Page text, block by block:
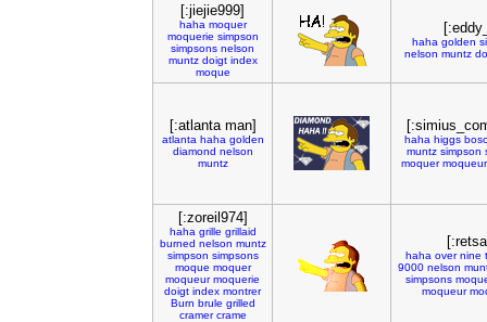
[:jiejie999]
haha moquer
moquerie simpson
simpsons nelson
muntz doigt index
moque
haha golden
nelson muntz
[:atlanta man]
atlanta haha golden
diamond nelson
muntz
haha higgs
muntz simpson
moquer moqueur
[:zoreil974]
haha grille grillaid
burned nelson muntz
simpson simpsons
moque moquer
moqueur moquerie
doigt index montrer
Burn brule grilled
cramer crame
haha over nine
9000 nelson
simpsons
moqueur